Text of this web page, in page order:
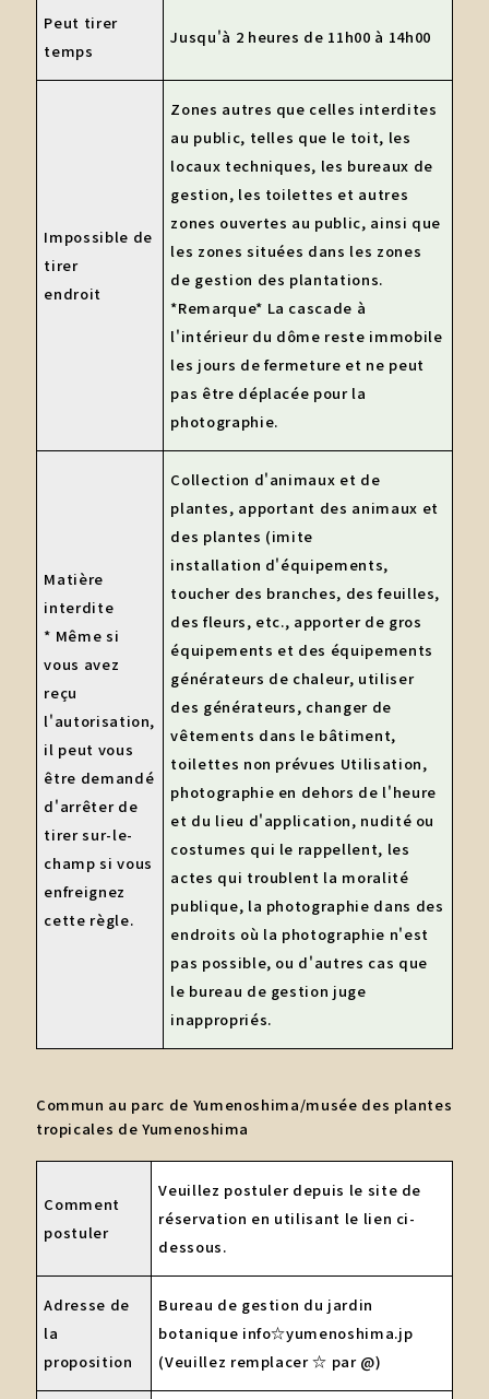
Peut tirer
temps
Jusqu'à 2 heures de 11h00 à 14h00
Impossible de
tirer
endroit
Zones autres que celles interdites
au public, telles que le toit, les
locaux techniques, les bureaux de
gestion, les toilettes et autres
zones ouvertes au public, ainsi que
les zones situées dans les zones
de gestion des plantations.
*Remarque* La cascade à
l'intérieur du dôme reste immobile
les jours de fermeture et ne peut
pas être déplacée pour la
photographie.
Matière
interdite
* Même si
vous avez
reçu
l'autorisation,
il peut vous
être demandé
d'arrêter de
tirer sur-le-
champ si vous
enfreignez
cette règle.
Collection d'animaux et de
plantes, apportant des animaux et
des plantes (imite
installation d'équipements,
toucher des branches, des feuilles,
des fleurs, etc., apporter de gros
équipements et des équipements
générateurs de chaleur, utiliser
des générateurs, changer de
vêtements dans le bâtiment,
toilettes non prévues Utilisation,
photographie en dehors de l'heure
et du lieu d'application, nudité ou
costumes qui le rappellent, les
actes qui troublent la moralité
publique, la photographie dans des
endroits où la photographie n'est
pas possible, ou d'autres cas que
le bureau de gestion juge
inappropriés.
Commun au parc de Yumenoshima/musée des plantes
tropicales de Yumenoshima
Comment
postuler
Veuillez postuler depuis le site de
réservation en utilisant le lien ci-
dessous.
Adresse de
la
proposition
Bureau de gestion du jardin
botanique info☆yumenoshima.jp
(Veuillez remplacer ☆ par @)